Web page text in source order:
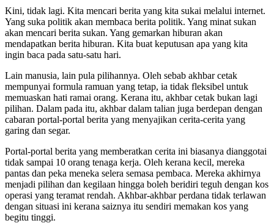
Kini, tidak lagi. Kita mencari berita yang kita sukai melalui internet.
Yang suka politik akan membaca berita politik. Yang minat sukan
akan mencari berita sukan. Yang gemarkan hiburan akan
mendapatkan berita hiburan. Kita buat keputusan apa yang kita
ingin baca pada satu-satu hari.
Lain manusia, lain pula pilihannya. Oleh sebab akhbar cetak
mempunyai formula ramuan yang tetap, ia tidak fleksibel untuk
memuaskan hati ramai orang. Kerana itu, akhbar cetak bukan lagi
pilihan. Dalam pada itu, akhbar dalam talian juga berdepan dengan
cabaran portal-portal berita yang menyajikan cerita-cerita yang
garing dan segar.
Portal-portal berita yang memberatkan cerita ini biasanya dianggotai
tidak sampai 10 orang tenaga kerja. Oleh kerana kecil, mereka
pantas dan peka meneka selera semasa pembaca. Mereka akhirnya
menjadi pilihan dan kegilaan hingga boleh beridiri teguh dengan kos
operasi yang teramat rendah. Akhbar-akhbar perdana tidak terlawan
dengan situasi ini kerana saiznya itu sendiri memakan kos yang
begitu tinggi.